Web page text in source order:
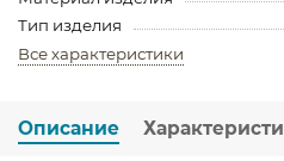
Тип изделия
Все характеристики
Описание